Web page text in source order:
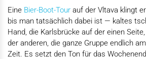
Eine Bier-Boot-Tour auf der Vltava klingt
bis man tatsächlich dabei ist — kaltes
Hand, die Karlsbrücke auf der einen
der anderen, die ganze Gruppe endlich
Zeit. Es setzt den Ton für das